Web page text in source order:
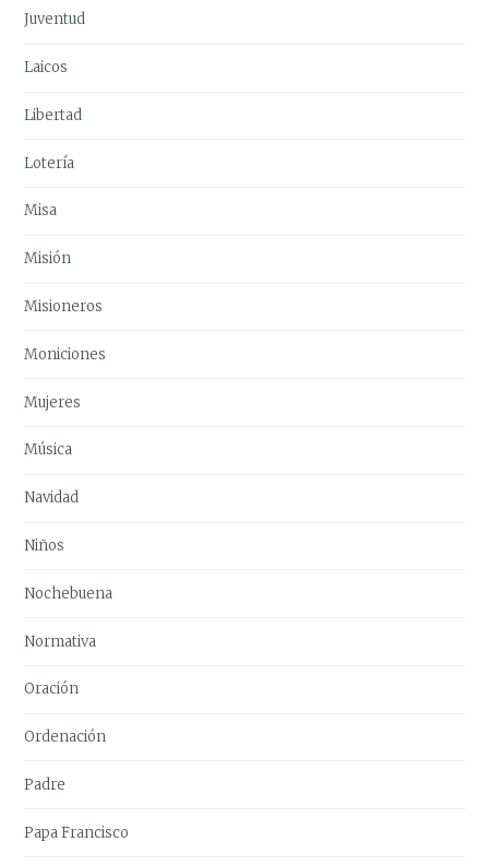
Juventud
Laicos
Libertad
Lotería
Misa
Misión
Misioneros
Moniciones
Mujeres
Música
Navidad
Niños
Nochebuena
Normativa
Oración
Ordenación
Padre
Papa Francisco